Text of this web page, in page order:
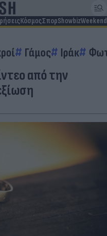
ΚόσμοςΣπορShowbizWeekend
Γάμος Ιράκ
από την